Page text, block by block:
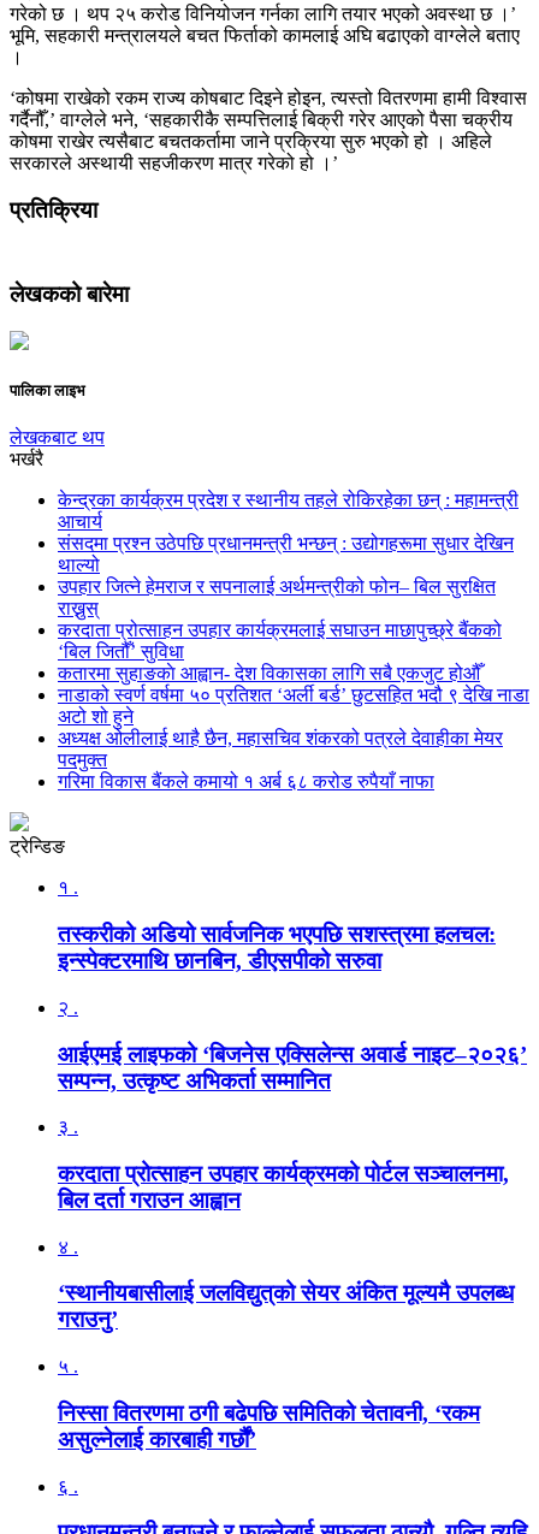
गरेको छ । थप २५ करोड विनियोजन गर्नका लागि तयार भएको अवस्था छ ।’
भूमि, सहकारी मन्त्रालयले बचत फिर्ताको कामलाई अघि बढाएको वाग्लेले बताए
।
‘कोषमा राखेको रकम राज्य कोषबाट दिइने होइन, त्यस्तो वितरणमा हामी विश्वास
गर्दैनौँ,’ वाग्लेले भने, ‘सहकारीकै सम्पत्तिलाई बिक्री गरेर आएको पैसा चक्रीय
कोषमा राखेर त्यसैबाट बचतकर्तामा जाने प्रक्रिया सुरु भएको हो । अहिले
सरकारले अस्थायी सहजीकरण मात्र गरेको हो ।’
प्रतिक्रिया
लेखकको बारेमा
पालिका लाइभ
लेखकबाट थप
भर्खरै
केन्द्रका कार्यक्रम प्रदेश र स्थानीय तहले रोकिरहेका छन् : महामन्त्री
आचार्य
संसदमा प्रश्न उठेपछि प्रधानमन्त्री भन्छन् : उद्योगहरूमा सुधार देखिन
थाल्यो
उपहार जित्ने हेमराज र सपनालाई अर्थमन्त्रीको फोन– बिल सुरक्षित
राख्नुस्
करदाता प्रोत्साहन उपहार कार्यक्रमलाई सघाउन माछापुच्छ्रे बैंकको
‘बिल जितौँ’ सुविधा
कतारमा सुहाङकाे आह्वान- देश विकासका लागि सबै एकजुट होऔँ
नाडाको स्वर्ण वर्षमा ५० प्रतिशत ‘अर्ली बर्ड’ छुटसहित भदौ ९ देखि नाडा
अटो शो हुने
अध्यक्ष ओलीलाई थाहै छैन, महासचिव शंकरको पत्रले देवाहीका मेयर
पदमुक्त
गरिमा विकास बैंकले कमायो १ अर्ब ६८ करोड रुपैयाँ नाफा
ट्रेन्डिङ
१ .
तस्करीको अडियो सार्वजनिक भएपछि सशस्त्रमा हलचल:
इन्स्पेक्टरमाथि छानबिन, डीएसपीको सरुवा
२ .
आईएमई लाइफको ‘बिजनेस एक्सिलेन्स अवार्ड नाइट–२०२६’
सम्पन्न, उत्कृष्ट अभिकर्ता सम्मानित
३ .
करदाता प्रोत्साहन उपहार कार्यक्रमको पोर्टल सञ्चालनमा,
बिल दर्ता गराउन आह्वान
४ .
‘स्थानीयबासीलाई जलविद्युत्‌को सेयर अंकित मूल्यमै उपलब्ध
गराउनु’
५ .
निस्सा वितरणमा ठगी बढेपछि समितिको चेतावनी, ‘रकम
असुल्नेलाई कारबाही गर्छाैं’
६ .